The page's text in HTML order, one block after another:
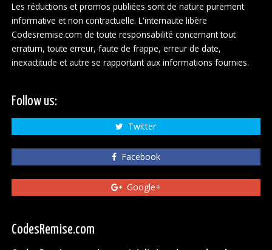
Les réductions et promos publiées sont de nature purement
informative et non contractuelle. L'internaute libère
Codesremise.com de toute responsabilité concernant tout
erratum, toute erreur, faute de frappe, erreur de date,
inexactitude et autre se rapportant aux informations fournies.
Follow us:
Twitter
Facebook
Google+
CodesRemise.com